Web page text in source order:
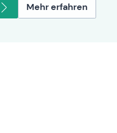
Mehr erfahren